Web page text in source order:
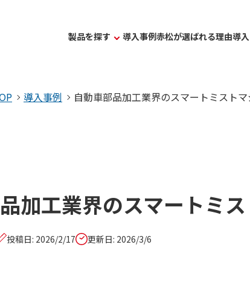
製品を探す
ヒュームコレクター
導入事例赤松が選ばれる理由導
無料デモ機貸出について知りたい
・技術サポート
テナンスについて知りたい
選ばれる理由
導入事例 自動車部品加工業界のスマートミスト
加工業界のスマートミ
投稿日: 2026/2/17 更新日: 2026/3/6